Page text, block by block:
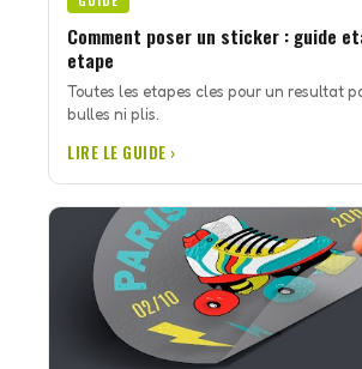
Comment poser un sticker : guide
etape
Toutes les etapes cles pour un resultat
bulles ni plis.
LIRE LE GUIDE ›